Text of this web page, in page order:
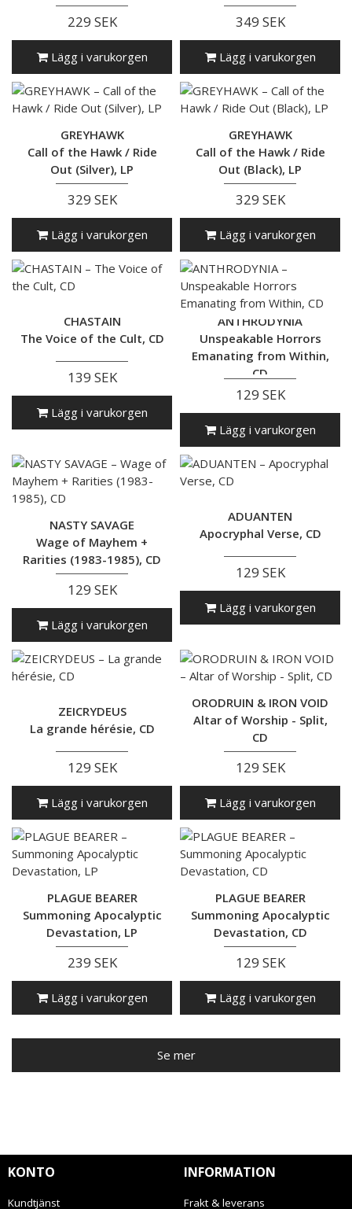
229 SEK
Lägg i varukorgen
349 SEK
Lägg i varukorgen
GREYHAWK
Call of the Hawk / Ride
Out (Silver), LP
329 SEK
Lägg i varukorgen
GREYHAWK
Call of the Hawk / Ride
Out (Black), LP
329 SEK
Lägg i varukorgen
CHASTAIN
The Voice of the Cult, CD
139 SEK
Lägg i varukorgen
ANTHRODYNIA
Unspeakable Horrors
Emanating from Within,
CD
129 SEK
Lägg i varukorgen
NASTY SAVAGE
Wage of Mayhem +
Rarities (1983-1985), CD
129 SEK
Lägg i varukorgen
ADUANTEN
Apocryphal Verse, CD
129 SEK
Lägg i varukorgen
ZEICRYDEUS
La grande hérésie, CD
129 SEK
Lägg i varukorgen
ORODRUIN & IRON VOID
Altar of Worship - Split,
CD
129 SEK
Lägg i varukorgen
PLAGUE BEARER
Summoning Apocalyptic
Devastation, LP
239 SEK
Lägg i varukorgen
PLAGUE BEARER
Summoning Apocalyptic
Devastation, CD
129 SEK
Lägg i varukorgen
Se mer
KONTO
Kundtjänst
INFORMATION
Frakt & leverans